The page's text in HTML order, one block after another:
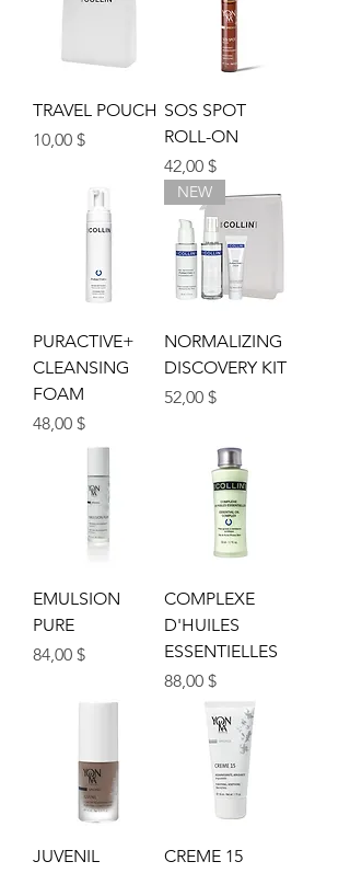
TRAVEL POUCH
Prix
10,00 $
SOS SPOT
ROLL-ON
Prix
42,00 $
PURACTIVE+
CLEANSING
FOAM
Prix
48,00 $
NEW
NORMALIZING
DISCOVERY KIT
Prix
52,00 $
EMULSION
PURE
Prix
84,00 $
COMPLEXE
D'HUILES
ESSENTIELLES
Prix
88,00 $
JUVENIL
CREME 15